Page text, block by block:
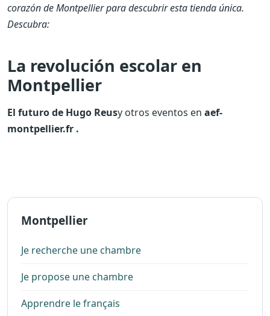
corazón de Montpellier para descubrir esta tienda única.
Descubra:
La revolución escolar en
Montpellier
El futuro de Hugo Reusy otros eventos en aef-
montpellier.fr .
Montpellier
Je recherche une chambre
Je propose une chambre
Apprendre le français